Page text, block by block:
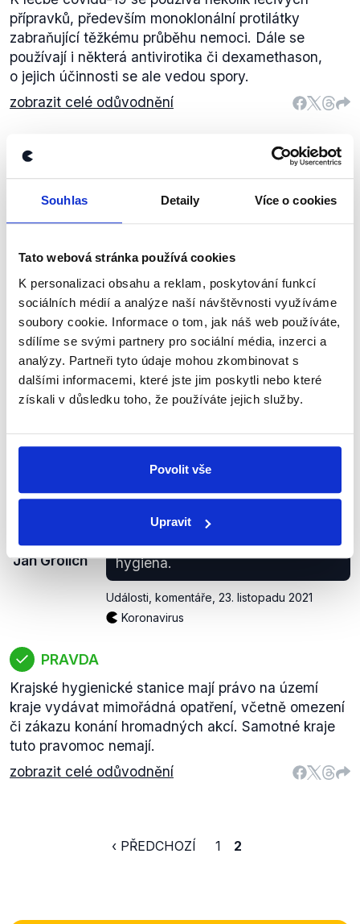
Souhlas Detaily Více o cookies
Tato webová stránka používá cookies
K personalizaci obsahu a reklam, poskytování funkcí
sociálních médií a analýze naší návštěvnosti využíváme
soubory cookie. Informace o tom, jak náš web používáte,
sdílíme se svými partnery pro sociální média, inzerci a
analýzy. Partneři tyto údaje mohou zkombinovat s
dalšími informacemi, které jste jim poskytli nebo které
získali v důsledku toho, že používáte jejich služby.
Povolit vše
Upravit
přípravků, především monoklonální protilátky
zabraňující těžkému průběhu nemoci. Dále se
používají i některá antivirotika či dexamethason,
o jejich účinnosti se ale vedou spory.
zobrazit celé odůvodnění
KDU-
Ještě nikdy jsme tady neřešili to,
bude vydávat jenom na úrovni,
nebo na území jednoho kraje.
Události, komentáře,23. listopadu 2021
NEPRAVDA
Některá opatření související s pandemií covidu-19
byla již v minulosti vydávána pouze na území
jednoho kraje či skupiny krajů, tedy ne na
celorepublikové úrovni.
Jan Grolich
(...) to (omezení společenských
musí samozřejmě projít ještě
hygienou a musí to vyhlásit
hygiena.
Události, komentáře 23. listopadu 2021
Koronavirus
PRAVDA
Krajské hygienické stanice mají právo na území
kraje vydávat mimořádná opatření, včetně omezení
či zákazu konání hromadných akcí. Samotné kraje
tuto pravomoc nemají.
zobrazit celé odůvodnění
‹ PŘEDCHOZÍ 1 2